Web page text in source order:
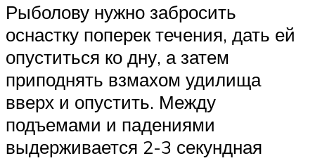
Рыболову нужно забросить
оснастку поперек течения, дать ей
опуститься ко дну, а затем
приподнять взмахом удилища
вверх и опустить. Между
подъемами и падениями
выдерживается 2-3 секундная